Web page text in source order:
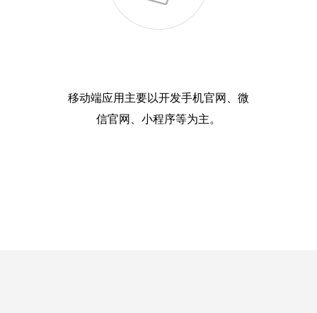
移动端应用主要以开发手机官网、微
信官网、小程序等为主。